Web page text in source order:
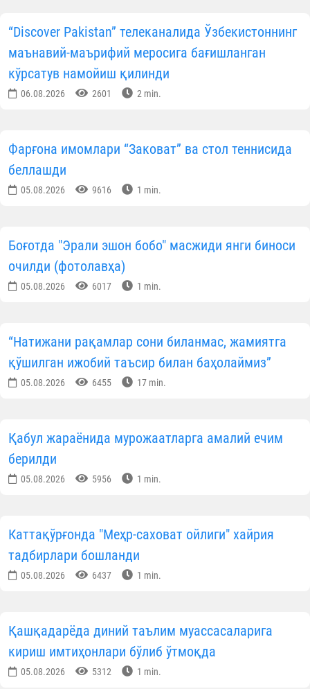
“Discover Pakistan” телеканалида Ўзбекистоннинг
маънавий-маърифий меросига бағишланган
кўрсатув намойиш қилинди
06.08.2026 2601 2 min.
Фарғона имомлари “Заковат” ва стол теннисида
беллашди
05.08.2026 9616 1 min.
Боғотда "Эрали эшон бобо" масжиди янги биноси
очилди (фотолавҳа)
05.08.2026 6017 1 min.
“Натижани рақамлар сони биланмас, жамиятга
қўшилган ижобий таъсир билан баҳолаймиз”
05.08.2026 6455 17 min.
Қабул жараёнида мурожаатларга амалий ечим
берилди
05.08.2026 5956 1 min.
Каттақўрғонда "Меҳр-саховат ойлиги" хайрия
тадбирлари бошланди
05.08.2026 6437 1 min.
Қашқадарёда диний таълим муассасаларига
кириш имтиҳонлари бўлиб ўтмоқда
05.08.2026 5312 1 min.